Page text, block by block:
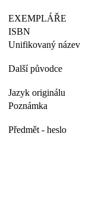
EXEMPLÁŘE
ISBN
Unifikovaný název
Další původce
Jazyk originálu
Poznámka
Předmět - heslo